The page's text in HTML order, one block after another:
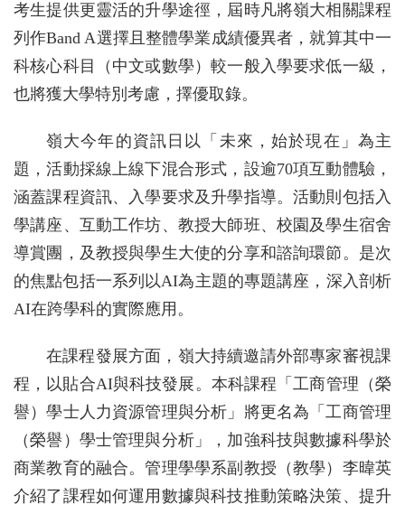
考生提供更靈活的升學途徑，屆時凡將嶺大相關課程
列作Band A選擇且整體學業成績優異者，就算其中一
科核心科目（中文或數學）較一般入學要求低一級，
也將獲大學特別考慮，擇優取錄。
嶺大今年的資訊日以「未來，始於現在」為主
題，活動採線上線下混合形式，設逾70項互動體驗，
涵蓋課程資訊、入學要求及升學指導。活動則包括入
學講座、互動工作坊、教授大師班、校園及學生宿舍
導賞團，及教授與學生大使的分享和諮詢環節。是次
的焦點包括一系列以AI為主題的專題講座，深入剖析
AI在跨學科的實際應用。
在課程發展方面，嶺大持續邀請外部專家審視課
程，以貼合AI與科技發展。本科課程「工商管理（榮
譽）學士人力資源管理與分析」將更名為「工商管理
（榮譽）學士管理與分析」，加強科技與數據科學於
商業教育的融合。管理學學系副教授（教學）李暐英
介紹了課程如何運用數據與科技推動策略決策、提升